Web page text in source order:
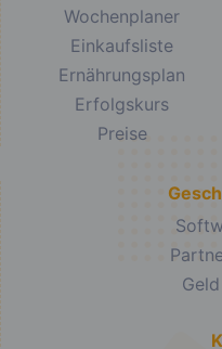
Wochenplaner
Einkaufsliste
Ernährungsplan
Erfolgskurs
Preise